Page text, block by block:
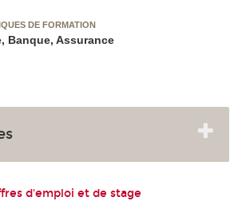
DE FORMATION
Banque, Assurance
d'emploi et de stage